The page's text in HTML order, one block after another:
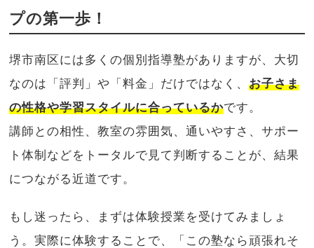
プの第一歩！
堺市南区には多くの個別指導塾がありますが、大切
なのは「評判」や「料金」だけではなく、お子さま
の性格や学習スタイルに合っているかです。
講師との相性、教室の雰囲気、通いやすさ、サポー
ト体制などをトータルで見て判断することが、結果
につながる近道です。
もし迷ったら、まずは体験授業を受けてみましょ
う。実際に体験することで、「この塾なら頑張れそ